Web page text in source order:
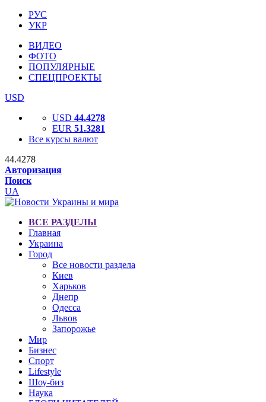
РУС
УКР
ВИДЕО
ФОТО
ПОПУЛЯРНЫЕ
СПЕЦПРОЕКТЫ
USD
USD 44.4278
EUR 51.3281
Все курсы валют
44.4278
Авторизация
Поиск
UA
ВСЕ РАЗДЕЛЫ
Главная
Украина
Город
Все новости раздела
Киев
Харьков
Днепр
Одесса
Львов
Запорожье
Мир
Бизнес
Спорт
Lifestyle
Шоу-биз
Наука